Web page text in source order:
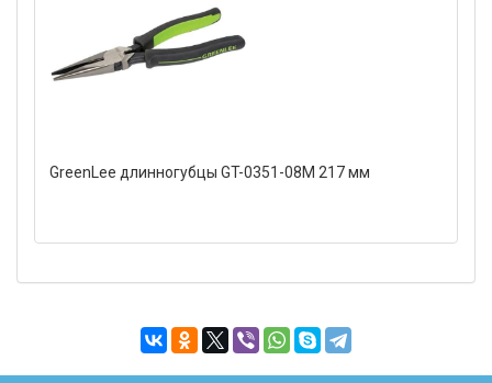
GreenLee длинногубцы GT-0351-08M 217 мм